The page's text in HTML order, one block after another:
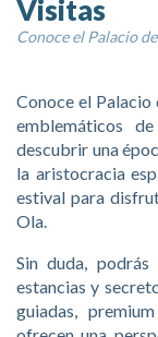
Visitas
Conoce el Palacio
Conoce el Palacio
emblemáticos
descubrir una
la aristocracia
estival para
Ola.
Sin duda,
estancias y
guiadas,